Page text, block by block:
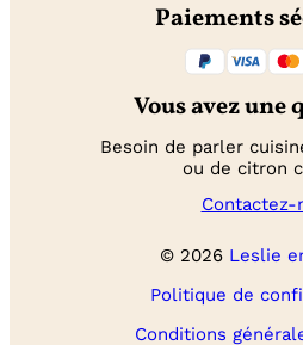
Paiements
Vous avez une
Besoin de parler
ou de citron
Contactez-
© 2026 Leslie
Politique de
Conditions